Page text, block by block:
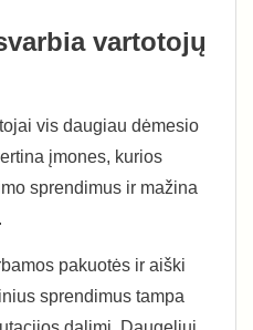
vartotojų
vis daugiau dėmesio
įmones, kurios
sprendimus ir mažina
pakuotės ir aiški
sprendimus tampa